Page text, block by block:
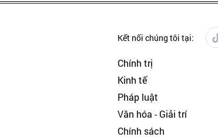
Kết nối chúng tôi tại:
Chính trị
Kinh tế
Pháp luật
Văn hóa - Giải trí
Chính sách